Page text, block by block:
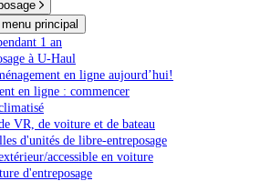
principal
1 an
à U-Haul
en ligne aujourd’hui!
en ligne : commencer
VR, de voiture et de bateau
d'unités de libre-entreposage
accessible en voiture
d'entreposage